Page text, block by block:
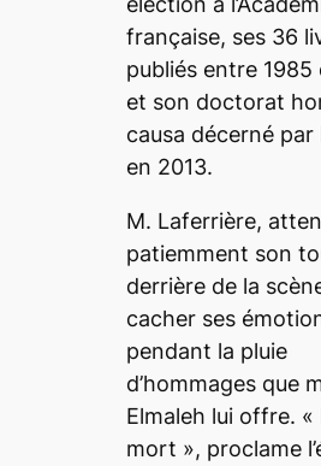
française, ses 36
publiés entre 1985
et son doctorat
causa décerné par
en 2013.
M. Laferrière,
patiemment son
derrière de la
cacher ses
pendant la pluie
d’hommages que
Elmaleh lui offre. «
mort », proclame